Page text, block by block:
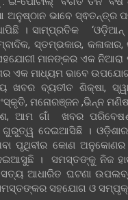
ଭାବେ ସ୍ଵତନ୍ତ୍ର
। ସାମ୍ପ୍ରତିକ
ସ୍ତମ୍ଭକାର,
ମାନଙ୍କର ଏକ
ଏକ ମାଧ୍ୟମ ଭାବେ
ବ୍ୟତୀତ ଶିକ୍ଷା,
ମନୋରଞ୍ଜନ ,ଭିନ୍ନ
ଆମ ଗାଁ ଖବର
ଗୁରୁତ୍ୱ ଦେଇଆସିଛି ।
ପୃଥିବୀର କୋଣ
। ସମସ୍ତଙ୍କୁ ନିଜ ହାତ
ଆଧାରିତ ଘଟଣା ଉପଲବ୍ଧ
ସହଯୋଗ ଓ